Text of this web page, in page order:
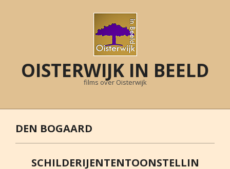
OISTERWIJK IN BEELD
films over Oisterwijk
Primary
Navigation
DEN BOGAARD
SCHILDERIJENTENTOONSTELLIN